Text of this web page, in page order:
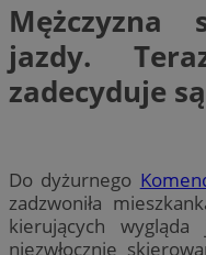
jazdy.
zadecyduje
Do dyżurnego
zadzwoniła
kierujących
niezwłocznie